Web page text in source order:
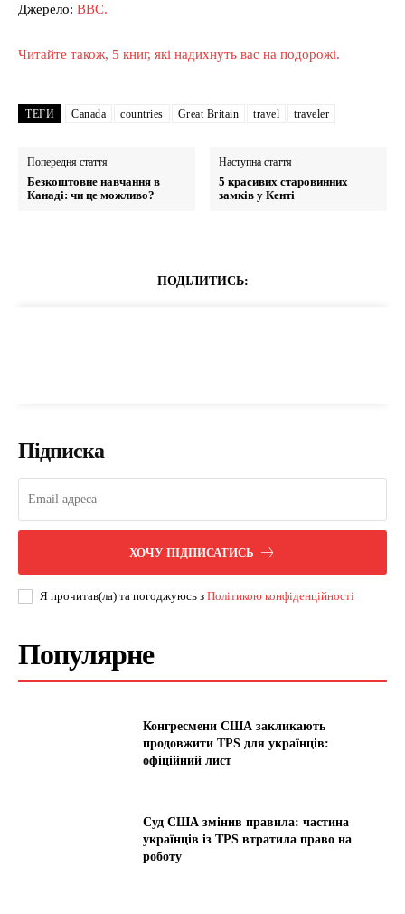
Джерело: ВВС.
Читайте також, 5 книг, які надихнуть вас на подорожі.
ТЕГИ Canada countries Great Britain travel traveler
Попередня стаття
Безкоштовне навчання в
Канаді: чи це можливо?
Наступна стаття
5 красивих старовинних
замків у Кенті
ПОДІЛИТИСЬ:
Підписка
ХОЧУ ПІДПИСАТИСЬ
Я прочитав(ла) та погоджуюсь з Політикою конфіденційності
Популярне
Конгресмени США закликають
продовжити TPS для українців:
офіційний лист
Суд США змінив правила: частина
українців із TPS втратила право на
роботу